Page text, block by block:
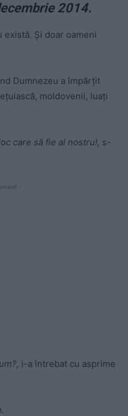
2014.
există. Şi doar oameni
Dumnezeu a împărţit
moldovenii, luaţi
care să fie al nostru!, s-
-
i-a întrebat cu asprime